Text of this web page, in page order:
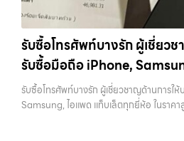
บางแค, วัชรพล, รามอินทรา, บางนา, บางพลี
วังหิน อย่างเต็มที่ ไม่ว่าคุณจะค้นหาคำว่า “รั
โทรศัพท์มือสองกรุงเทพ”, “ขาย iPad ได้ราค
ถึงที่”, หรือ “รับซื้อ Samsung มือสอง ราค
บริการของเรามุ่งตรงให้คุณได้รับราคาและค
เลือกเราแล้วคุณจะได้บริการที่คุณไว้วางใจ
ความสะดวก นัดรับถึงที่ ตรวจสภาพอย่างมื
ทั้งหมดนี้เพื่อให้การขายอุปกรณ์ของคุณเป็นเรื่
iPad, แท็บเล็ต ทุกยี่ห้อ ให้ราคาสูง พร้อมจ่า
ลาดพร้าว, รัชดา, บางรัก, แจ้งวัฒนะ, บางแค,
กรุงเทพฯ ใกล้ “ใกล้ ฉัน” ที่สุด ในยุคที่สมาร์
ใหม่ๆ เปลี่ยนรุ่นกันแทบทุกช่วงเวลา อุปกร
ที่ไม่ได้ใช้งานอยู่เฉยๆ เว็บไซต์ของเราจึงเกิ
สามารถเปลี่ยนอุปกรณ์ที่ไม่ใช้แล้วให้กลายเ
ซื้อไอโฟน, รับซื้อไอแพด, รับซื้อมือถือ, รับซื้อ
แท็บเล็ต, รับซื้อสินค้าไอทีกรุงเทพมหานคร อ
รับซื้อโทรศัพท์บางรัก ผู้เชี่ยว
รับซื้อมือถือ iPhone,
ทุกยี่ห้อ ในราคาสูง พร้อมจ่าย
รับซื้อโทรศัพท์บางรัก ผู้เชี่ยวชาญด้านการใ
Samsung, ไอแพด แท็บเล็ตทุกยี่ห้อ ในราค